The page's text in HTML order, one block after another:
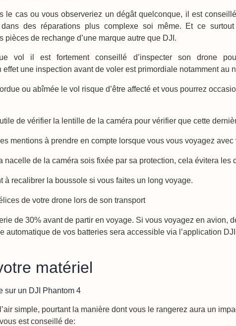
le cas ou vous observeriez un dégât quelconque, il est
des réparations plus complexe soi même. Et ce
pièces de rechange d’une marque autre que DJI.
vol il est fortement conseillé d’inspecter son drone
effet une inspection avant de voler est primordiale notamment au
ou abîmée le vol risque d’être affecté et vous pourrez
de vérifier la lentille de la caméra pour vérifier que cette
mentions à prendre en compte lorsque vous vous voyagez avec
nacelle de la caméra sois fixée par sa protection, cela évitera les
à recalibrer la boussole si vous faites un long voyage.
de votre drone lors de son transport
de 30% avant de partir en voyage. Si vous voyagez en avion,
automatique de vos batteries sera accessible via l’application
matériel
simple, pourtant la manière dont vous le rangerez aura un
est conseillé de: